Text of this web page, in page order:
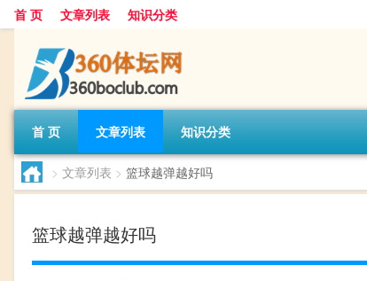
首 页 文章列表 知识分类
首 页 文章列表 知识分类
> 文章列表 > 篮球越弹越好吗
篮球越弹越好吗